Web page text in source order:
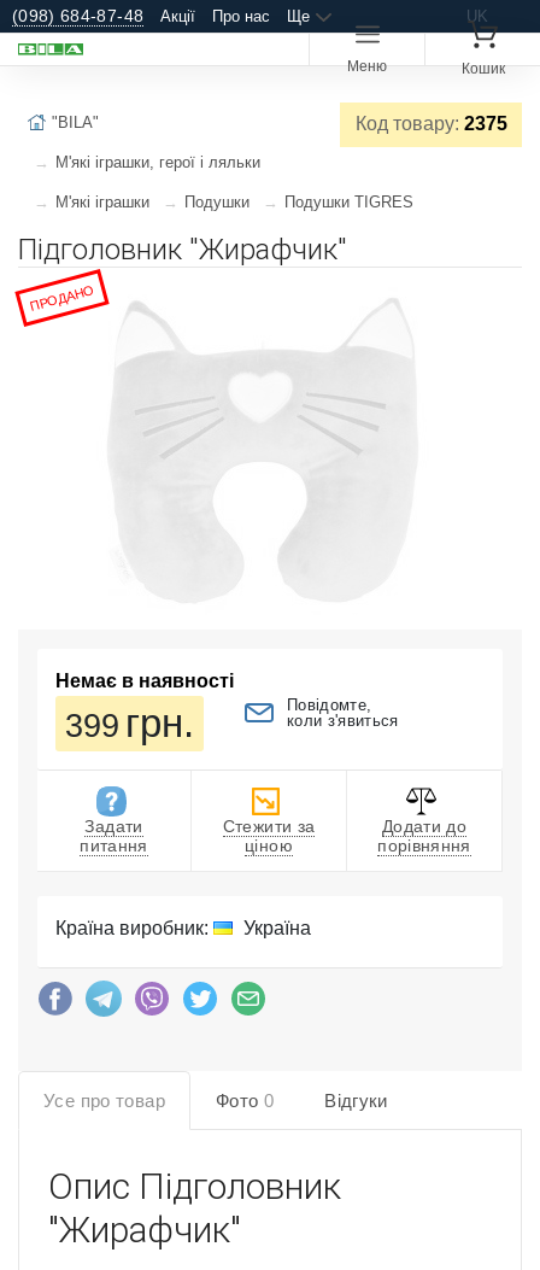
(098) 684-87-48 Акції Про нас Ще UK
Меню Кошик
Код товару: 2375
"BILA"
М'які іграшки, герої і ляльки
М'які іграшки Подушки Подушки TIGRES
Підголовник "Жирафчик"
ПРОДАНО
Немає в наявності
399 грн.
Повідомте,
коли з'явиться
Задати
питання
Стежити за
ціною
Додати до
порівняння
Країна виробник: Україна
Усе про товар Фото 0 Відгуки
Опис Підголовник
"Жирафчик"